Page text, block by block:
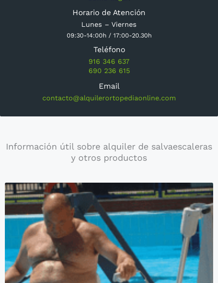
Horario de Atención
Lunes – Viernes
09:30-14:00h / 17:00-20.30h
Teléfono
916 346 637
690 236 615
Email
contacto@alquilerortopediaonline.com
Información útil sobre alquiler de salvaescaleras
y otros productos